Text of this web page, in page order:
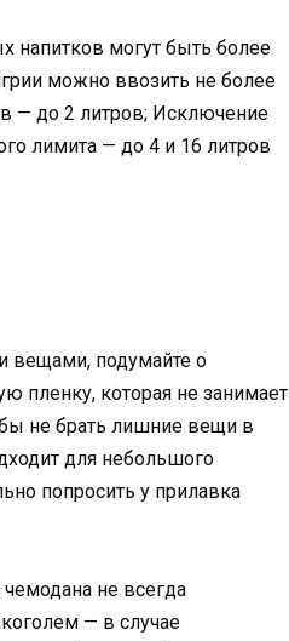
напитков могут быть более
можно ввозить не более
— до 2 литров; Исключение
лимита — до 4 и 16 литров
вещами, подумайте о
пленку, которая не занимает
не брать лишние вещи в
для небольшого
попросить у прилавка
не всегда
— в случае